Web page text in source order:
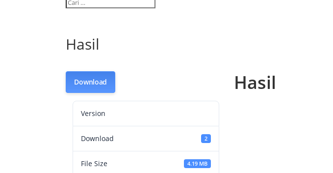
Hasil
Download
Version
Download 2
File Size 4.19 MB
Hasil